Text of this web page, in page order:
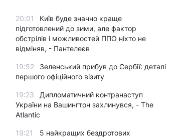
20:01
Київ буде значно краще
підготовлений до зими, але фактор
обстрілів і можливостей ППО ніхто не
відміняв, - Пантелеєв
19:52
Зеленський прибув до Сербії: деталі
першого офіційного візиту
19:23
Дипломатичний контранаступ
України на Вашингтон захлинувся, - The
Atlantic
19:21
5 найкращих бездротових